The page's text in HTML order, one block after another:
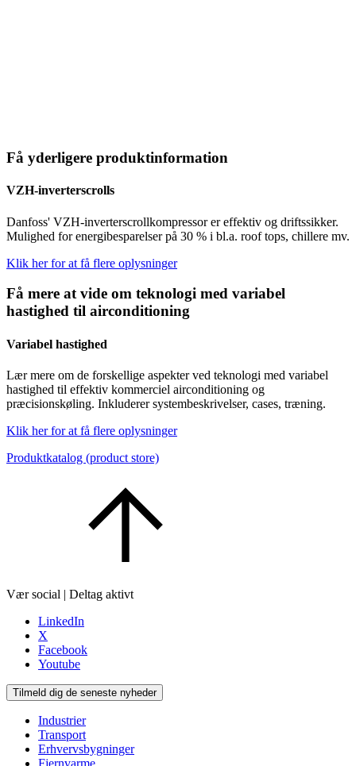
Få yderligere produktinformation
VZH-inverterscrolls
Danfoss' VZH-inverterscrollkompressor er effektiv og driftssikker.
Mulighed for energibesparelser på 30 % i bl.a. roof tops, chillere mv.
Klik her for at få flere oplysninger
Få mere at vide om teknologi med variabel
hastighed til airconditioning
Variabel hastighed
Lær mere om de forskellige aspekter ved teknologi med variabel
hastighed til effektiv kommerciel airconditioning og
præcisionskøling. Inkluderer systembeskrivelser, cases, træning.
Klik her for at få flere oplysninger
Produktkatalog (product store)
Vær social | Deltag aktivt
LinkedIn
X
Facebook
Youtube
Tilmeld dig de seneste nyheder
Industrier
Transport
Erhvervsbygninger
Fjernvarme